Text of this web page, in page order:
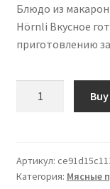
Блюдо из
Hörnli Вкусное
приготовлению
Pasta
Dish
Артикул:
Категория: Мясные